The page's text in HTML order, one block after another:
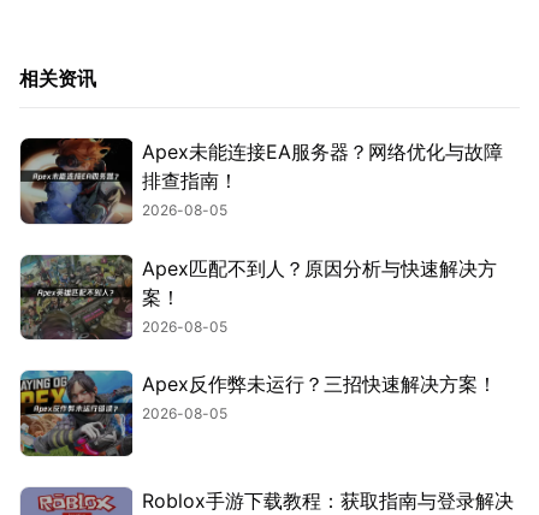
相关资讯
Apex未能连接EA服务器？网络优化与故障
排查指南！
2026-08-05
Apex匹配不到人？原因分析与快速解决方
案！
2026-08-05
Apex反作弊未运行？三招快速解决方案！
2026-08-05
Roblox手游下载教程：获取指南与登录解决